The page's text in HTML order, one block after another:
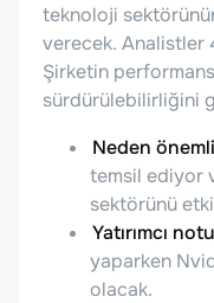
teknoloji
verecek. Analistler
Şirketin
sürdürülebilirliğini
Neden
temsil ediyor
sektörünü
Yatırımcı
yaparken
olacak.